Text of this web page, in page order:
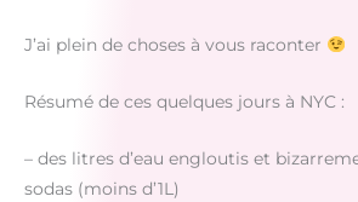
J’ai plein de choses à vous raconter
Résumé de ces quelques jours à NYC :
– des litres d’eau engloutis et
sodas (moins d’1L)